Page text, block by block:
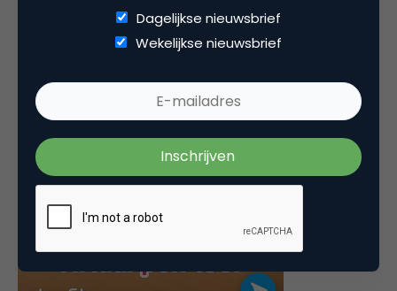
Dagelijkse nieuwsbrief
Wekelijkse nieuwsbrief